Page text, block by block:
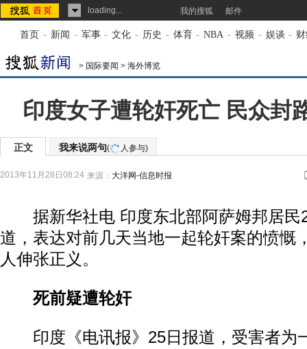
loading... 我的搜狐 邮件
首页 - 新闻 - 军事 - 文化 - 历史 - 体育 - NBA - 视频 - 娱谈 -
> 国际要闻 > 海外博览
印度女子遭轮奸死亡 民众封
正文 我来说两句( 人参与)
2013年11月28日08:24 来源： 大洋网-信息时报
据新华社电 印度东北部阿萨姆邦居民
道，表达对前几天当地一起轮奸案的愤慨
人伸张正义。
死前疑遭轮奸
印度《电讯报》25日报道，受害者为